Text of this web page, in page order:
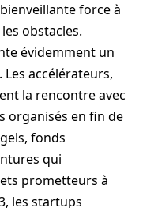
force à
obstacles.
évidemment un
accélérateurs,
la rencontre avec
organisés en fin de
fonds
qui
prometteurs à
les startups